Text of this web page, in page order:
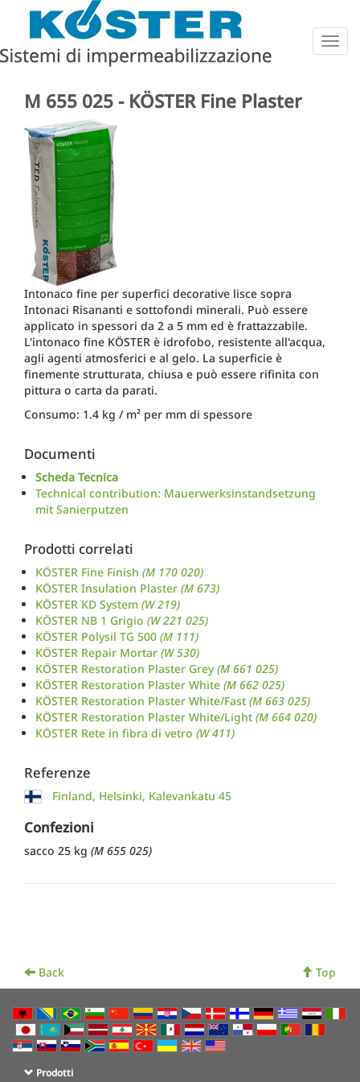
M 655 025 - KÖSTER Fine Plaster
Intonaco fine per superfici decorative lisce sopra
Intonaci Risananti e sottofondi minerali. Può essere
applicato in spessori da 2 a 5 mm ed è frattazzabile.
L'intonaco fine KÖSTER è idrofobo, resistente all'acqua,
agli agenti atmosferici e al gelo. La superficie è
finemente strutturata, chiusa e può essere rifinita con
pittura o carta da parati.
Consumo: 1.4 kg / m² per mm di spessore
Documenti
Scheda Tecnica
Technical contribution: Mauerwerksinstandsetzung
mit Sanierputzen
Prodotti correlati
KÖSTER Fine Finish (M 170 020)
KÖSTER Insulation Plaster (M 673)
KÖSTER KD System (W 219)
KÖSTER NB 1 Grigio (W 221 025)
KÖSTER Polysil TG 500 (M 111)
KÖSTER Repair Mortar (W 530)
KÖSTER Restoration Plaster Grey(M 661 025)
KÖSTER Restoration Plaster White (M 662 025)
KÖSTER Restoration Plaster White/Fast (M 663 025)
KÖSTER Restoration Plaster White/Light (M 664 020)
KÖSTER Rete in fibra di vetro (W 411)
Referenze
Finland, Helsinki, Kalevankatu 45
Confezioni
sacco 25 kg (M 655 025)
Back Top
Prodotti